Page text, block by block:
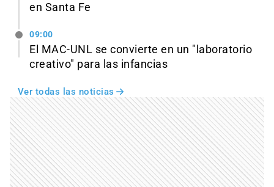
en Santa Fe
09:00
El MAC-UNL se convierte en un "laboratorio
creativo" para las infancias
Ver todas las noticias